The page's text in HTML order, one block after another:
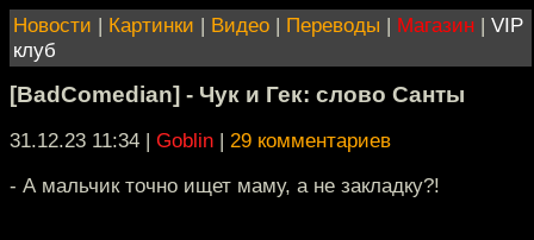
Новости | Картинки | Видео | Переводы | Магазин | VIP
клуб
[BadComedian] - Чук и Гек: слово Санты
31.12.23 11:34 | Goblin | 29 комментариев
- А мальчик точно ищет маму, а не закладку?!